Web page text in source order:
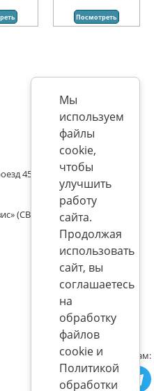
Посмотреть
4536 владение 8, стр.10
(СВК)
Присоединяйтесь к нам:
Мы
используем
файлы
cookie,
чтобы
улучшить
работу
сайта.
Продолжая
использовать
сайт, вы
соглашаетесь
на
обработку
файлов
cookie и
Политикой
обработки